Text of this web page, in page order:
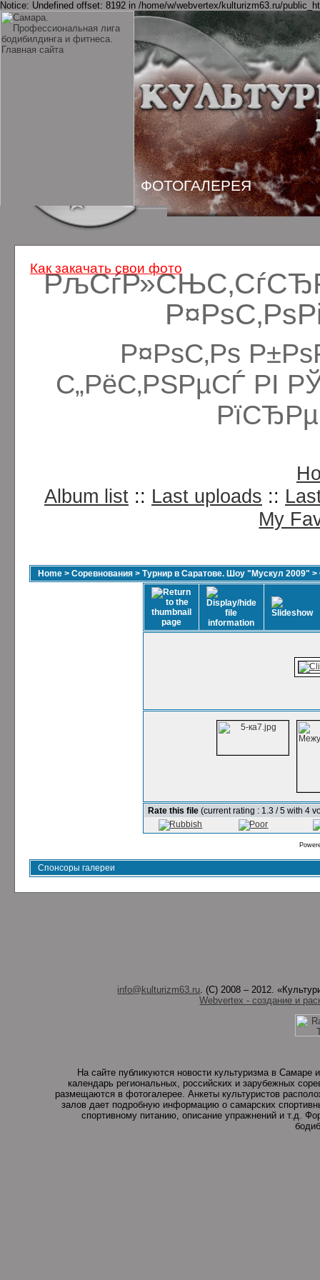
Notice: Undefined offset: 8192 in /home/w/webvertex/kulturizm63.ru/
Р¤РѕС‚Рѕ
С„РёС‚РЅРµСЃ РІ
Album list :: Last uploads ::
My
Home > Соревнования > Турнир в Саратове. Шоу "Мускул 2009" >
Rate this file (current rating : 1.3 / 5 with 4
Спонсоры галереи
info@kulturizm63.ru. (C) 2008 – 2012.
Webvertex - создание и
На сайте публикуются новости культуризма в
календарь региональных, российских и зарубежных
размещаются в фотогалерее. Анкеты культуристов
залов дает подробную информацию о самарских
спортивному питанию, описание упражнений и т.д.
ФОТОГАЛЕРЕЯ
Как закачать свои фото